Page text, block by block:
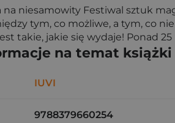
na niesamowity Festiwal sztuk
tym, co możliwe, a tym, co
takie, jakie się wydaje! Ponad
na temat książki
IUVI
9788379660254